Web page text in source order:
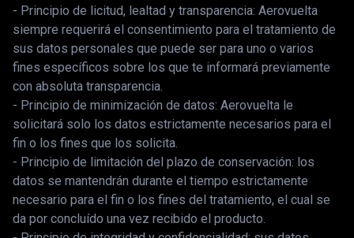
- Principio de licitud, lealtad y transparencia: Aerovuelta
siempre requerirá el consentimiento para el tratamiento de
sus datos personales que puede ser para uno o varios
fines específicos sobre los que te informará previamente
con absoluta transparencia.
- Principio de minimización de datos: Aerovuelta le
solicitará solo los datos estrictamente necesarios para el
fin o los fines que los solicita.
- Principio de limitación del plazo de conservación: los
datos se mantendrán durante el tiempo estrictamente
necesario para el fin o los fines del tratamiento, el cual se
da por concluído una vez recibido el producto.